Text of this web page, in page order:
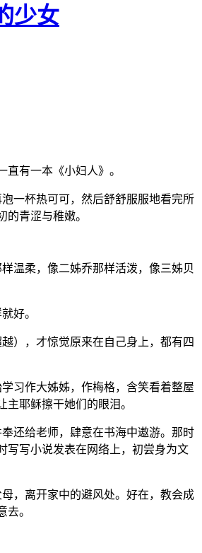
少女
有一本《小妇人》。
一杯热可可，然后舒舒服服地看完所
青涩与稚嫩。
温柔，像二姊乔那样活泼，像三姊贝
好。
），才惊觉原来在自己身上，都有四
习作大姊姊，作梅格，含笑看着整屋
耶稣擦干她们的眼泪。
还给老师，肆意在书海中遨游。那时
写写小说发表在网络上，初尝身为文
，离开家中的避风处。好在，教会成
。